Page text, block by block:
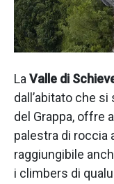
LaValle di
dall’abitato che
del Grappa, offre
palestra di roccia
raggiungibile
i climbers di